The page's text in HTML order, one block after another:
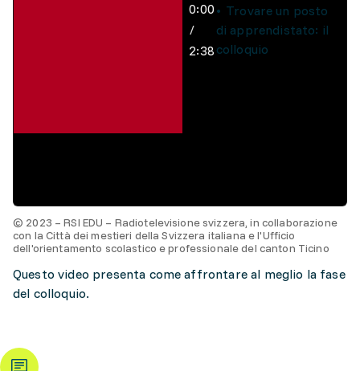
0:00
/
2:38
Trovare un posto
di apprendistato: il
colloquio
© 2023 – RSI EDU – Radiotelevisione svizzera, in collaborazione
con la Città dei mestieri della Svizzera italiana e l'Ufficio
dell'orientamento scolastico e professionale del canton Ticino
Questo video presenta come affrontare al meglio la fase
del colloquio.